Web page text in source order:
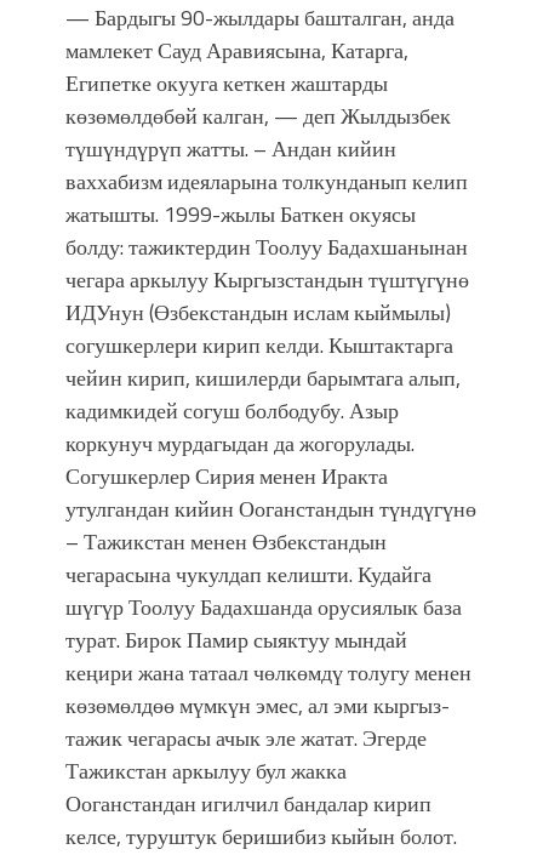
— Бардыгы 90-жылдары башталган, анда
мамлекет Сауд Аравиясына, Катарга,
Египетке окууга кеткен жаштарды
көзөмөлдөбөй калган, — деп Жылдызбек
түшүндүрүп жатты. – Андан кийин
ваххабизм идеяларына толкунданып келип
жатышты. 1999-жылы Баткен окуясы
болду: тажиктердин Тоолуу Бадахшанынан
чегара аркылуу Кыргызстандын түштүгүнө
ИДУнун (Өзбекстандын ислам кыймылы)
согушкерлери кирип келди. Кыштактарга
чейин кирип, кишилерди барымтага алып,
кадимкидей согуш болбодубу. Азыр
коркунуч мурдагыдан да жогорулады.
Согушкерлер Сирия менен Иракта
утулгандан кийин Ооганстандын түндүгүнө
– Тажикстан менен Өзбекстандын
чегарасына чукулдап келишти. Кудайга
шүгүр Тоолуу Бадахшанда орусиялык база
турат. Бирок Памир сыяктуу мындай
кеңири жана татаал чөлкөмдү толугу менен
көзөмөлдөө мүмкүн эмес, ал эми кыргыз-
тажик чегарасы ачык эле жатат. Эгерде
Тажикстан аркылуу бул жакка
Ооганстандан игилчил бандалар кирип
келсе, туруштук беришибиз кыйын болот.